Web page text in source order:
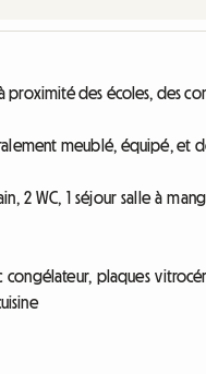
des écoles, des
meublé, équipé, et
2 WC, 1 séjour salle à
plaques